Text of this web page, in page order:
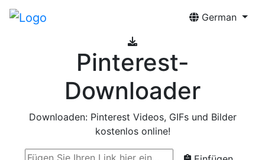
German
Pinterest-
Downloader
Downloaden: Pinterest Videos, GIFs und Bilder
kostenlos online!